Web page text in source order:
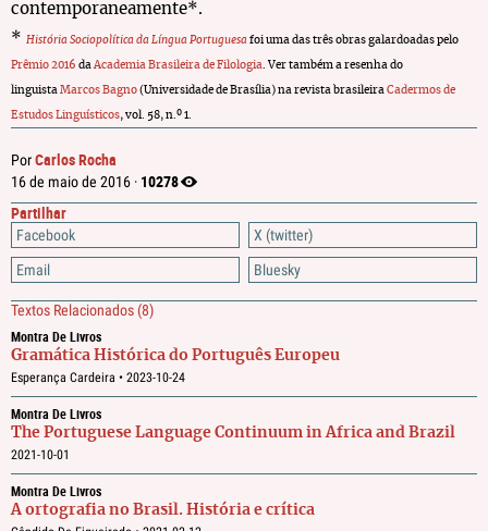
PorCarlos Rocha
16 de maio de 2016 · 10278
Partilhar
Facebook
X (twitter)
Email
Bluesky
Textos Relacionados (8)
Montra De Livros
Gramática Histórica do Português Europeu
Esperança Cardeira • 2023-10-24
Montra De Livros
The Portuguese Language Continuum in Africa and Brazil
2021-10-01
Montra De Livros
A ortografia no Brasil. História e crítica
contemporaneamente*.
* História Sociopolítica da Língua Portuguesa foi uma das três obras galardoadas pelo
Prêmio 2016 daAcademia Brasileira de Filologia. Ver também a resenha do
linguista Marcos Bagno (Universidade de Brasília) na revista brasileira Cadermos de
Estudos Linguísticos, vol. 58, n.º 1.